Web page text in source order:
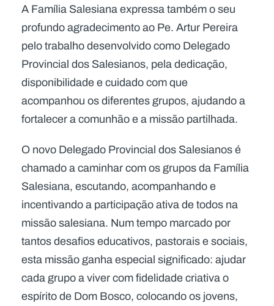
A Família Salesiana expressa também o seu
profundo agradecimento ao Pe. Artur Pereira
pelo trabalho desenvolvido como Delegado
Provincial dos Salesianos, pela dedicação,
disponibilidade e cuidado com que
acompanhou os diferentes grupos, ajudando a
fortalecer a comunhão e a missão partilhada.
O novo Delegado Provincial dos Salesianos é
chamado a caminhar com os grupos da Família
Salesiana, escutando, acompanhando e
incentivando a participação ativa de todos na
missão salesiana. Num tempo marcado por
tantos desafios educativos, pastorais e sociais,
esta missão ganha especial significado: ajudar
cada grupo a viver com fidelidade criativa o
espírito de Dom Bosco, colocando os jovens,